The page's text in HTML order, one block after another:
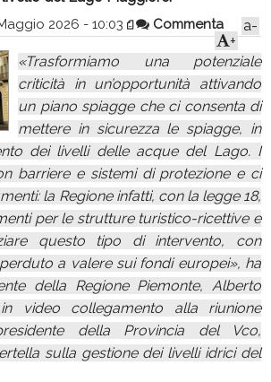
2026 - 10:03 Commenta
a-
+
«Trasformiamo una potenziale
criticità in un’opportunità attivando
un piano spiagge che ci consenta di
mettere in sicurezza le spiagge, in
dei livelli delle acque del Lago. I
barriere e sistemi di protezione e ci
la Regione infatti, con la legge 18,
per le strutture turistico-ricettive e
questo tipo di intervento, con
a valere sui fondi europei», ha
della Regione Piemonte, Alberto
video collegamento alla riunione
della Provincia del Vco,
sulla gestione dei livelli idrici del